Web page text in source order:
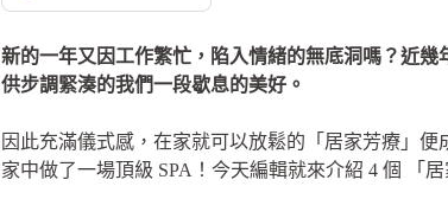
新的一年又因工作繁忙，陷入情緒的無底洞嗎？近
供步調緊湊的我們一段歇息的美好。
因此充滿儀式感，在家就可以放鬆的「居家芳療」
家中做了一場頂級 SPA！今天編輯就來介紹 4 個 「